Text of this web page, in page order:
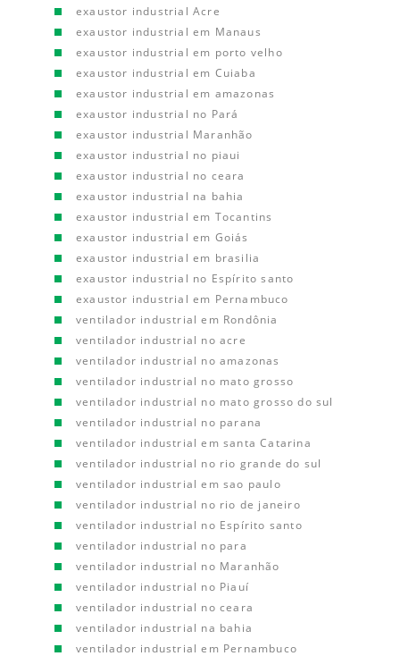
exaustor industrial Acre
exaustor industrial em Manaus
exaustor industrial em porto velho
exaustor industrial em Cuiaba
exaustor industrial em amazonas
exaustor industrial no Pará
exaustor industrial Maranhão
exaustor industrial no piaui
exaustor industrial no ceara
exaustor industrial na bahia
exaustor industrial em Tocantins
exaustor industrial em Goiás
exaustor industrial em brasilia
exaustor industrial no Espírito santo
exaustor industrial em Pernambuco
ventilador industrial em Rondônia
ventilador industrial no acre
ventilador industrial no amazonas
ventilador industrial no mato grosso
ventilador industrial no mato grosso do sul
ventilador industrial no parana
ventilador industrial em santa Catarina
ventilador industrial no rio grande do sul
ventilador industrial em sao paulo
ventilador industrial no rio de janeiro
ventilador industrial no Espírito santo
ventilador industrial no para
ventilador industrial no Maranhão
ventilador industrial no Piauí
ventilador industrial no ceara
ventilador industrial na bahia
ventilador industrial em Pernambuco